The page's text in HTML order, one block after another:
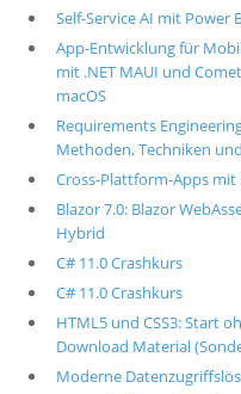
Self-Service AI mit Power
App-Entwicklung für
mit .NET MAUI und
macOS
Requirements
Methoden, Techniken
Cross-Plattform-Apps mit
Blazor 7.0: Blazor
Hybrid
C# 11.0 Crashkurs
C# 11.0 Crashkurs
HTML5 und CSS3: Start
Download Material
Moderne